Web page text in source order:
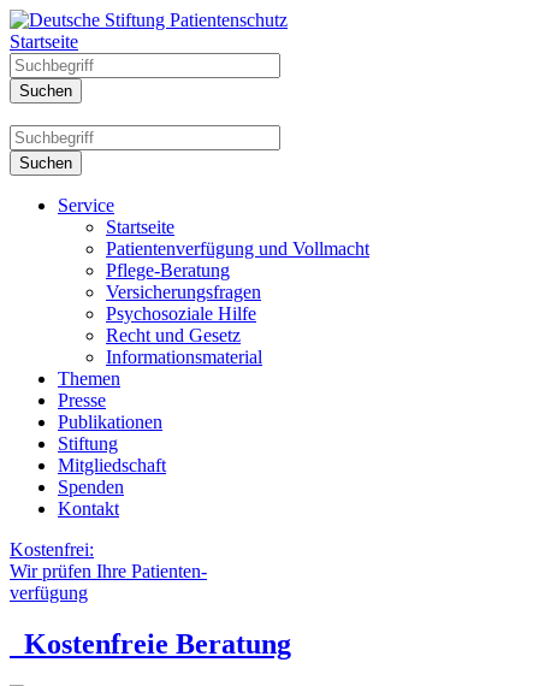
Startseite
Service
Startseite
Patientenverfügung und Vollmacht
Pflege-Beratung
Versicherungsfragen
Psychosoziale Hilfe
Recht und Gesetz
Informationsmaterial
Themen
Presse
Publikationen
Stiftung
Mitgliedschaft
Spenden
Kontakt
Kostenfrei:
Wir prüfen Ihre Patienten-
verfügung
Kostenfreie Beratung